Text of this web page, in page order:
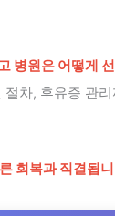
병원은 어떻게
차, 후유증 관
회복과 직결됩